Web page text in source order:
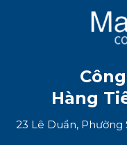
Hàng
23 Lê Duẩn, Phường